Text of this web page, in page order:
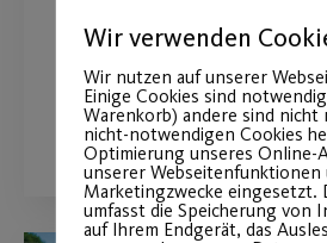
online
WEITERLESEN
Wir verwenden
Wir nutzen auf unserer
Einige Cookies sind
Warenkorb) andere sind nicht
nicht-notwendigen Cookies
Optimierung unseres Online-
unserer
Marketingzwecke eingesetzt.
umfasst die Speicherung von
auf Ihrem Endgerät, das